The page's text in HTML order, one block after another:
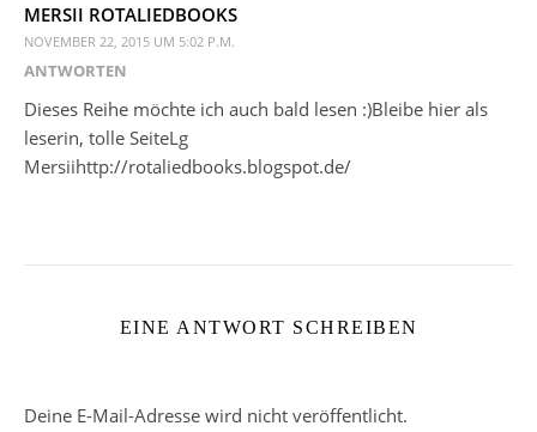
MERSII ROTALIEDBOOKS
NOVEMBER 22, 2015 UM 5:02 P.M.
ANTWORTEN
Dieses Reihe möchte ich auch bald lesen :)Bleibe hier als
leserin, tolle SeiteLg
Mersiihttp://rotaliedbooks.blogspot.de/
EINE ANTWORT SCHREIBEN
Deine E-Mail-Adresse wird nicht veröffentlicht.